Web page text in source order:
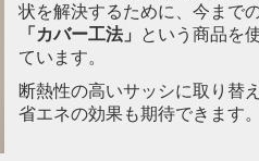
状を解決するために、今まで
「カバー工法」
という商品を
ています。
断熱性の高いサッシに取り替
省エネの効果も期待できます。